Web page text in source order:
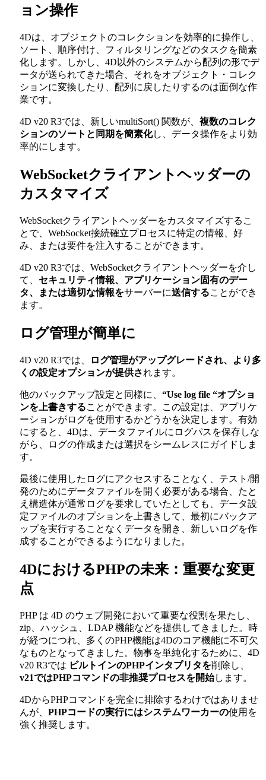
ョン操作
4Dは、オブジェクトのコレクションを効率的に操作し、
ソート、順序付け、フィルタリングなどのタスクを簡素
化します。しかし、4D以外のシステムから配列の形でデ
ータが送られてきた場合、それをオブジェクト・コレク
ションに変換したり、配列に戻したりするのは面倒な作
業です。
4D v20 R3では、新しいmultiSort() 関数が、 複数のコレク
ションのソートと同期を簡素化し、データ操作をより効
率的にします。
WebSocketクライアントヘッダーの
カスタマイズ
WebSocketクライアントヘッダーをカスタマイズするこ
とで、WebSocket接続確立プロセスに特定の情報、好
み、または要件を注入することができます。
4D v20 R3では、WebSocketクライアントヘッダーを介し
て、 セキュリティ情報、アプリケーション固有のデー
タ、または適切な情報をサーバーに送信することができ
ます。
ログ管理が簡単に
4D v20 R3では、
ログ管理がアップグレードされ、より多
くの設定オプションが提供されます。
他のバックアップ設定と同様に、 “Use log file “オプショ
ンを上書きすることができます。この設定は、アプリケ
ーションがログを使用するかどうかを決定します。有効
にすると、4Dは、データファイルにログパスを保存しな
がら、ログの作成または選択をシームレスにガイドしま
す。
最後に使用したログにアクセスすることなく、テスト/開
発のためにデータファイルを開く必要がある場合、たと
え構造体が通常ログを要求していたとしても、データ設
定ファイルのオプションを上書きして、最初にバックア
ップを実行することなくデータを開き、新しいログを作
成することができるようになりました。
4DにおけるPHPの未来：重要な変更
点
PHP は 4D のウェブ開発において重要な役割を果たし、
zip、ハッシュ、LDAP 機能などを提供してきました。時
が経つにつれ、多くのPHP機能は4Dのコア機能に不可欠
なものとなってきました。物事を単純化するために、4D
v20 R3では ビルトインのPHPインタプリタを削除し、
v21ではPHPコマンドの非推奨プロセスを開始します。
4DからPHPコマンドを完全に排除するわけではありませ
んが、 PHPコードの実行にはシステムワーカーの使用を
強く推奨します。